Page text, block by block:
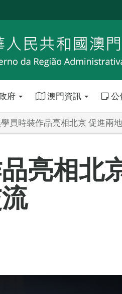
府 澳門資訊 公
員時裝作品亮相北京 促進兩
亮相北